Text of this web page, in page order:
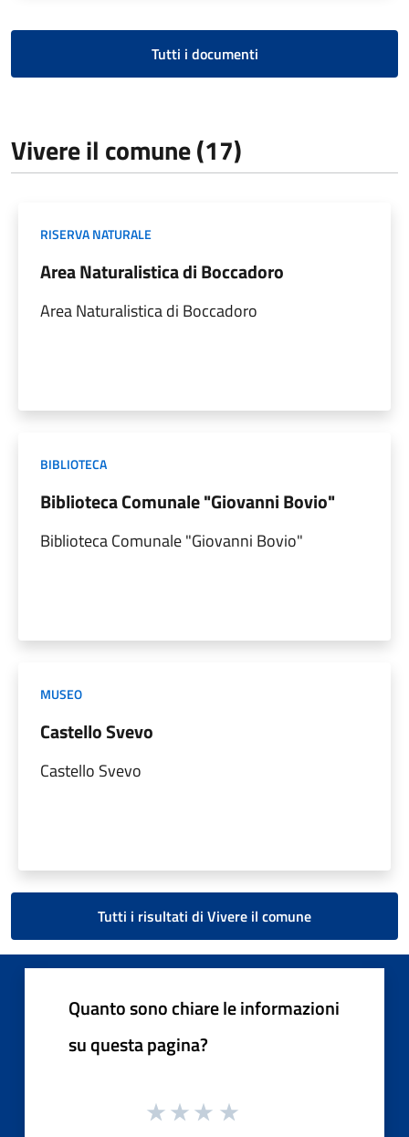
Tutti i documenti
Vivere il comune (17)
RISERVA NATURALE
Area Naturalistica di Boccadoro
Area Naturalistica di Boccadoro
BIBLIOTECA
Biblioteca Comunale "Giovanni Bovio"
Biblioteca Comunale "Giovanni Bovio"
MUSEO
Castello Svevo
Castello Svevo
Tutti i risultati di Vivere il comune
Quanto sono chiare le informazioni
su questa pagina?